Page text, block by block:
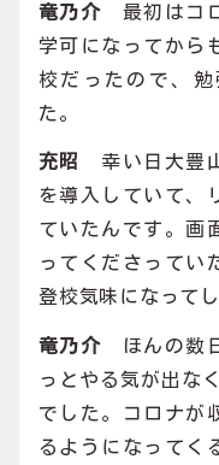
竜乃介 最初はコ
学可になってから
校だったので、
た。
充昭 幸い日大豊
を導入していて、
ていたんです。画
ってくださってい
登校気味になってし
竜乃介
ほんの数
っとやる気が出な
でした。コロナが
るようになってく